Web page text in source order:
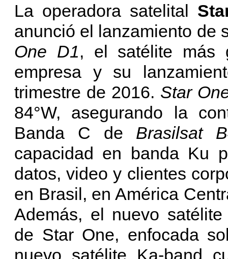
La operadora satelital
anunció el lanzamiento de
One D1, el satélite más
empresa y su
trimestre de 2016. Star
84°W, asegurando la
Banda C de Brasilsat
capacidad en banda Ku
datos, video y clientes
en Brasil, en América
Además, el nuevo
de Star One, enfocada
nuevo satélite Ka-band